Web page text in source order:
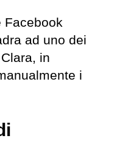
Facebook
ad uno dei
in
i